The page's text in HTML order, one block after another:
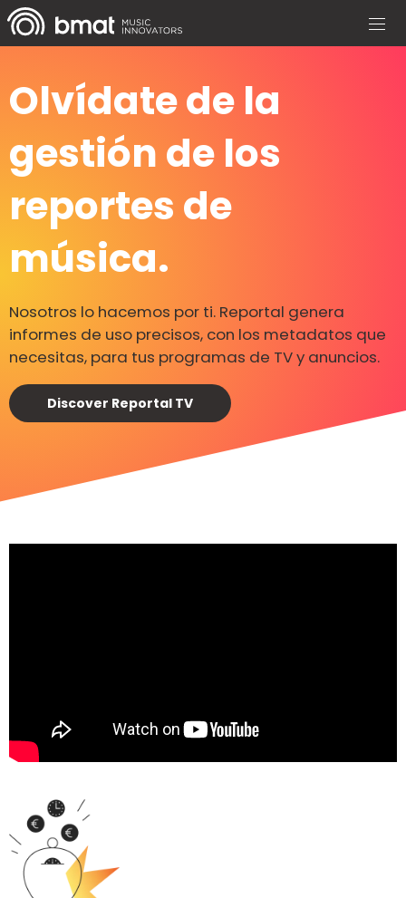
Olvídate de la
gestión de los
reportes de
música.
Nosotros lo hacemos por ti. Reportal genera
informes de uso precisos, con los metadatos que
necesitas, para tus programas de TV y anuncios.
Discover Reportal TV